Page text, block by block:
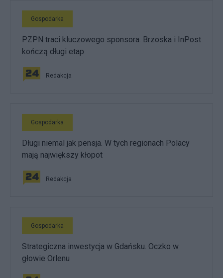
Gospodarka
PZPN traci kluczowego sponsora. Brzoska i InPost
kończą długi etap
Redakcja
Gospodarka
Długi niemal jak pensja. W tych regionach Polacy
mają największy kłopot
Redakcja
Gospodarka
Strategiczna inwestycja w Gdańsku. Oczko w
głowie Orlenu